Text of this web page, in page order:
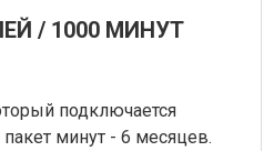
/ 1000 МИНУТ
подключается
минут - 6 месяцев.